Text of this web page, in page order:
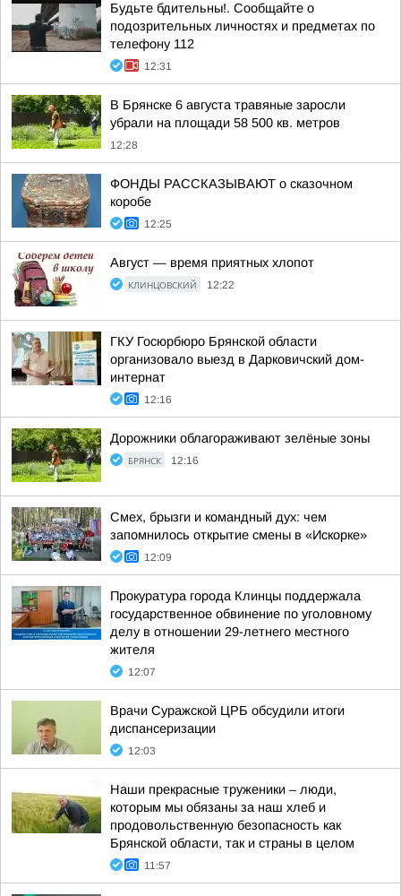
Будьте бдительны!. Сообщайте о
подозрительных личностях и предметах по
телефону 112
12:31
В Брянске 6 августа травяные заросли
убрали на площади 58 500 кв. метров
12:28
ФОНДЫ РАССКАЗЫВАЮТ о сказочном
коробе
12:25
Август — время приятных хлопот
КЛИНЦОВСКИЙ 12:22
ГКУ Госюрбюро Брянской области
организовало выезд в Дарковичский дом-
интернат
12:16
Дорожники облагораживают зелёные зоны
БРЯНСК 12:16
Смех, брызги и командный дух: чем
запомнилось открытие смены в «Искорке»
12:09
Прокуратура города Клинцы поддержала
государственное обвинение по уголовному
делу в отношении 29-летнего местного
жителя
12:07
Врачи Суражской ЦРБ обсудили итоги
диспансеризации
12:03
Наши прекрасные труженики – люди,
которым мы обязаны за наш хлеб и
продовольственную безопасность как
Брянской области, так и страны в целом
11:57